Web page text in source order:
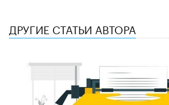
ДРУГИЕ СТАТЬИ АВТОРА